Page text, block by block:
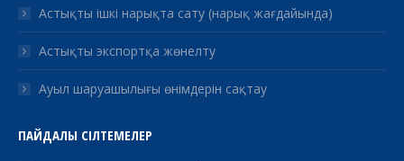
Астықты ішкі нарықта сату (нарық жағдайында)
Астықты экспортқа жөнелту
Ауыл шаруашылығы өнімдерін сақтау
ПАЙДАЛЫ СІЛТЕМЕЛЕР